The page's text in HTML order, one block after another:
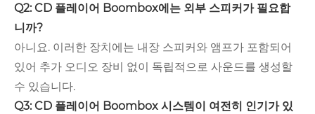
Q2: CD 플레이어 Boombox에는 외부 스피커가 필요합
니까?
아니요. 이러한 장치에는 내장 스피커와 앰프가 포함되어
있어 추가 오디오 장비 없이 독립적으로 사운드를 생성할
수 있습니다.
Q3: CD 플레이어 Boombox 시스템이 여전히 인기가 있